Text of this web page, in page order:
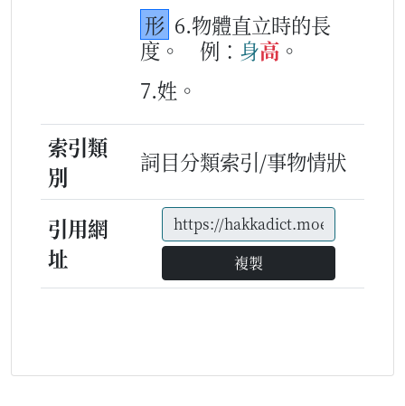
形 6.物體直立時的長
度。
例： 身高 。
7.姓。
索引類
別
詞目分類索引/事物情狀
引用網
址
複製